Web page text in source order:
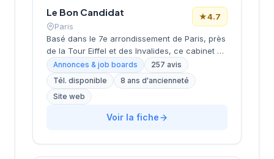
Le Bon Candidat
Paris
★4.7
Basé dans le 7e arrondissement de Paris, près
de la Tour Eiffel et des Invalides, ce cabinet de
recrutement bénéficie d'une localisation
prestigieuse au cœur de la capitale. Installé
rue de Bellechasse, il accompagne les
entreprises dans leurs recrutements avec une
approche personnalisée. La structure affiche
une excellente réputation auprès de sa
Annonces & job boards
257 avis
Tél. disponible
8 ans d'ancienneté
Site web
Voir la fiche